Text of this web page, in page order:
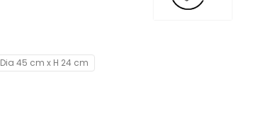
Dia 45 cm x H 24 cm